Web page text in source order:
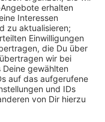
kostenlosen